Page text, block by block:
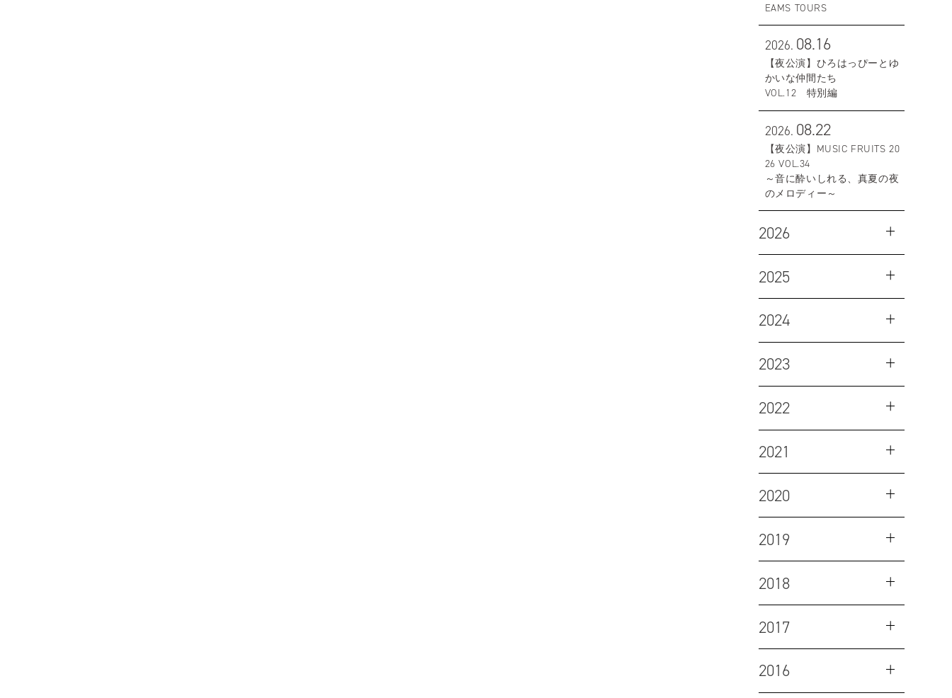
EAMS TOURS
2026. 08.16
【夜公演】ひろはっぴーとゆ
かいな仲間たち
VOL.12 特別編
2026. 08.22
【夜公演】MUSIC FRUITS 20
26 VOL.34
～音に酔いしれる、真夏の夜
のメロディー～
2026
2025
2024
2023
2022
2021
2020
2019
2018
2017
2016